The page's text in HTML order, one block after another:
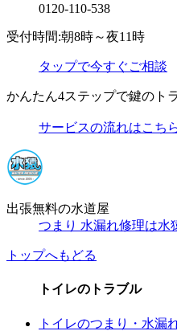
0120-110-538
受付時間:朝8時～夜11時
タップで今すぐご相談
かんたん4ステップで鍵のト
サービスの流れはこち
出張無料の水道屋
つまり 水漏れ修理は水
トップへもどる
トイレのトラブル
トイレのつまり・水漏